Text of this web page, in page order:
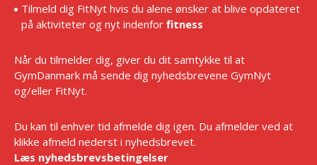
Tilmeld dig FitNyt hvis du alene ønsker at blive opdateret
på aktiviteter og nyt indenfor fitness
Når du tilmelder dig, giver du dit samtykke til at
GymDanmark må sende dig nyhedsbrevene GymNyt
og/eller FitNyt.
Du kan til enhver tid afmelde dig igen. Du afmelder ved at
klikke afmeld nederst i nyhedsbrevet.
Læs nyhedsbrevsbetingelser